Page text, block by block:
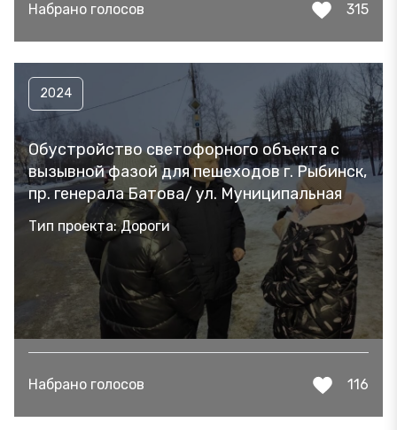
Набрано голосов 315
2024
Обустройство светофорного объекта с
вызывной фазой для пешеходов г. Рыбинск,
пр. генерала Батова/ ул. Муниципальная
Тип проекта: Дороги
Набрано голосов 116